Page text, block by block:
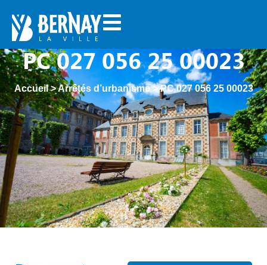
PC 027 056 25 00023
Accueil>Arrêtés d’urbanisme>PC 027 056 25 00023